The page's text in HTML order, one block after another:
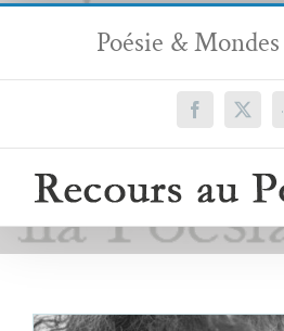
Passer
contenu
Poésie &
Facebook
X